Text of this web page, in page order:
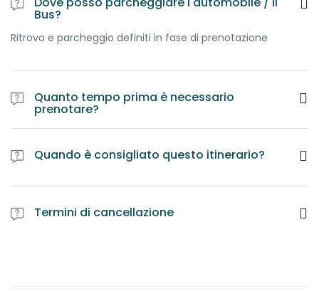
Bus?
Ritrovo e parcheggio definiti in fase di prenotazione
Quanto tempo prima è necessario
prenotare?
E' obbligatorio prenotare l'itinerario almeno una settimana
prima della data fissata. E' comunque preferibile
contattare le Guide per accertarsi della disponibilità di
Quando è consigliato questo itinerario?
Termini di cancellazione